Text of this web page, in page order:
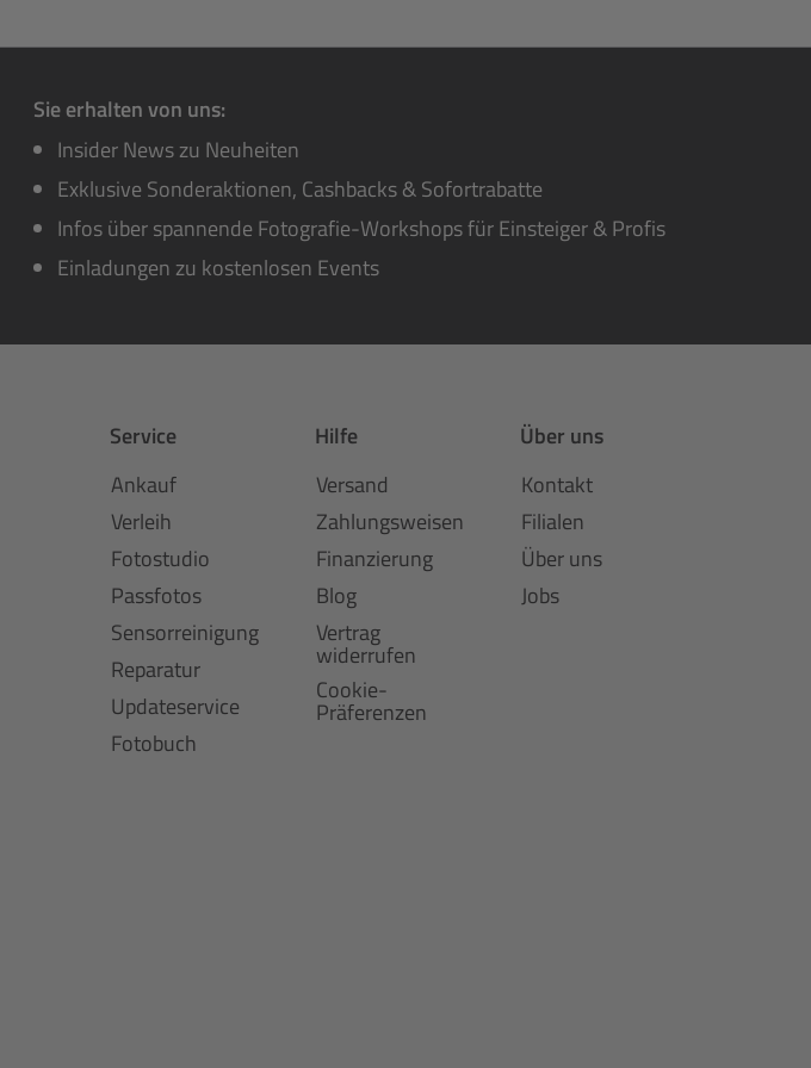
Sie erhalten von uns:
Insider News zu Neuheiten
Exklusive Sonderaktionen, Cashbacks & Sofortrabatte
Infos über spannende Fotografie-Workshops für Einsteiger & Profis
Einladungen zu kostenlosen Events
Service
Ankauf
Verleih
Fotostudio
Passfotos
Sensorreinigung
Reparatur
Updateservice
Fotobuch
Hilfe
Versand
Zahlungsweisen
Finanzierung
Blog
Vertrag
widerrufen
Cookie-
Präferenzen
Über uns
Kontakt
Filialen
Über uns
Jobs